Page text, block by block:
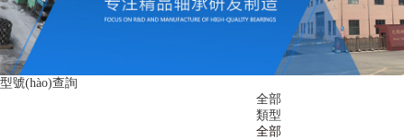
公司實(shí)景 軸承分類 技術(shù)支持
技術(shù)支持
新聞資訊
型號(hào)查詢
全部
類型
全部